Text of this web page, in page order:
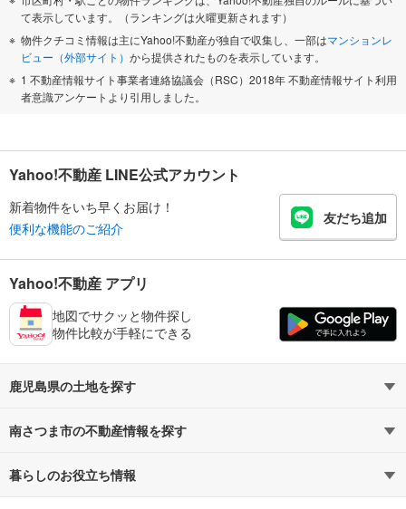
て表示しています。（ランキングは火曜更新されます）
物件クチコミ情報は主にYahoo!不動産が独自で収集し、一部はマンションレ
ビュー（外部サイト） から提供されたものを表示しています。
1 不動産情報サイト事業者連絡協議会（RSC）2018年 不動産情報サイト利用
者意識アンケートより引用しました。
Yahoo!不動産 LINE公式アカウント
新着物件をいち早くお届け！
便利な機能のご紹介
友だち追加
Yahoo!不動産 アプリ
地図でサクッと物件探し
物件比較が手軽にできる
鹿児島県の土地を探す
路線・駅から探す
通勤・通学時間から探す
南さつま市の不動産情報を探す
不動産・住宅
暮らしのお役立ち情報